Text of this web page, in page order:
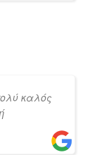
καλός